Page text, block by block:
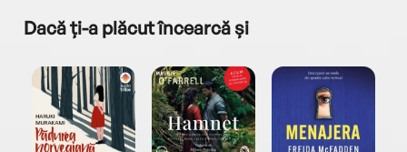
Dacă ți-a plăcut încearcă și